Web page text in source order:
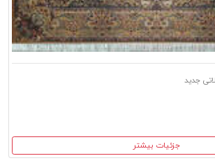
جزئیات بیشتر